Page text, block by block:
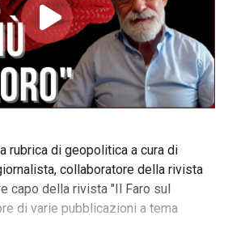
rubrica di geopolitica a cura di
collaboratore della rivista
capo della rivista "Il Faro sul
di varie pubblicazioni a tema